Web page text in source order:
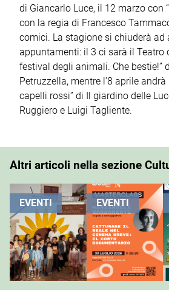
di Giancarlo Luce, il 12 marzo con
con la regia di Francesco
comici. La stagione si chiuderà ad
appuntamenti: il 3 ci sarà il Teatro
festival degli animali. Che bestie!”
Petruzzella, mentre l’8 aprile
capelli rossi” di Il giardino delle
Ruggiero e Luigi Tagliente.
Altri articoli nella sezione
EVENTI EVENTI